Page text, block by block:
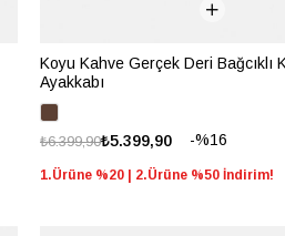
Koyu Kahve Gerçek Deri Bağcıklı
Ayakkabı
%16
₺5.399,90
₺6.399,90
1.Ürüne %20 | 2.Ürüne %50 İndirim!